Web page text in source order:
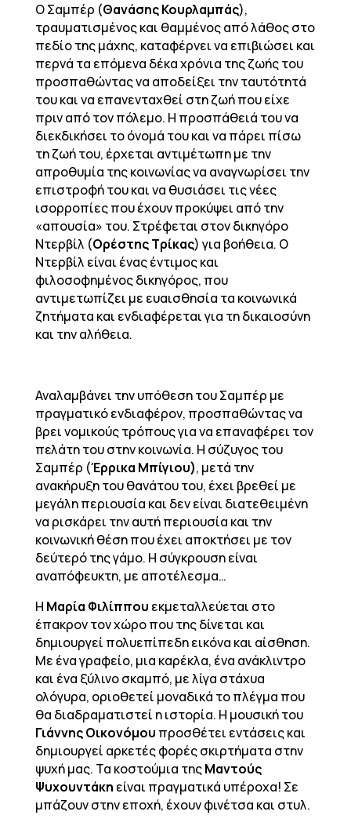
Ο Σαμπέρ (Θανάσης Κουρλαμπάς),
τραυματισμένος και θαμμένος από λάθος στο
πεδίο της μάχης, καταφέρνει να επιβιώσει και
περνά τα επόμενα δέκα χρόνια της ζωής του
προσπαθώντας να αποδείξει την ταυτότητά
του και να επανενταχθεί στη ζωή που είχε
πριν από τον πόλεμο. Η προσπάθειά του να
διεκδικήσει το όνομά του και να πάρει πίσω
τη ζωή του, έρχεται αντιμέτωπη με την
απροθυμία της κοινωνίας να αναγνωρίσει την
επιστροφή του και να θυσιάσει τις νέες
ισορροπίες που έχουν προκύψει από την
«απουσία» του. Στρέφεται στον δικηγόρο
Ντερβίλ (Ορέστης Τρίκας) για βοήθεια. Ο
Ντερβίλ είναι ένας έντιμος και
φιλοσοφημένος δικηγόρος, που
αντιμετωπίζει με ευαισθησία τα κοινωνικά
ζητήματα και ενδιαφέρεται για τη δικαιοσύνη
και την αλήθεια.
Αναλαμβάνει την υπόθεση του Σαμπέρ με
πραγματικό ενδιαφέρον, προσπαθώντας να
βρει νομικούς τρόπους για να επαναφέρει τον
πελάτη του στην κοινωνία. Η σύζυγος του
Σαμπέρ (Έρρικα Μπίγιου), μετά την
ανακήρυξη του θανάτου του, έχει βρεθεί με
μεγάλη περιουσία και δεν είναι διατεθειμένη
να ρισκάρει την αυτή περιουσία και την
κοινωνική θέση που έχει αποκτήσει με τον
δεύτερό της γάμο. Η σύγκρουση είναι
αναπόφευκτη, με αποτέλεσμα…
Η Μαρία Φιλίππου εκμεταλλεύεται στο
έπακρον τον χώρο που της δίνεται και
δημιουργεί πολυεπίπεδη εικόνα και αίσθηση.
Με ένα γραφείο, μια καρέκλα, ένα ανάκλιντρο
και ένα ξύλινο σκαμπό, με λίγα στάχυα
ολόγυρα, οριοθετεί μοναδικά το πλέγμα που
θα διαδραματιστεί η ιστορία. Η μουσική του
Γιάννης Οικονόμου προσθέτει εντάσεις και
δημιουργεί αρκετές φορές σκιρτήματα στην
ψυχή μας. Τα κοστούμια τηςΜαντούς
Ψυχουντάκη είναι πραγματικά υπέροχα! Σε
μπάζουν στην εποχή, έχουν φινέτσα και στυλ.